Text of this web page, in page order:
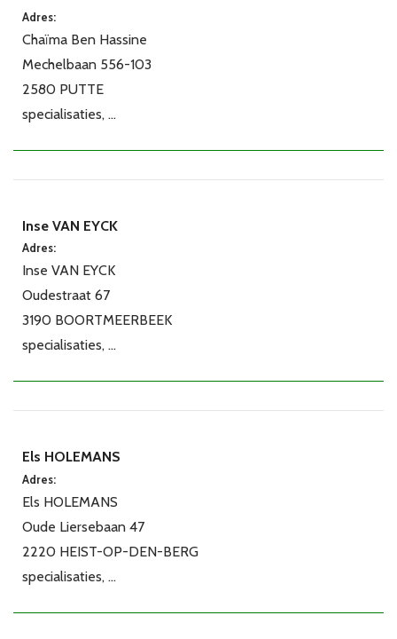
Adres:
Chaïma Ben Hassine
Mechelbaan 556-103
2580 PUTTE
specialisaties, ...
Inse VAN EYCK
Adres:
Inse VAN EYCK
Oudestraat 67
3190 BOORTMEERBEEK
specialisaties, ...
Els HOLEMANS
Adres:
Els HOLEMANS
Oude Liersebaan 47
2220 HEIST-OP-DEN-BERG
specialisaties, ...